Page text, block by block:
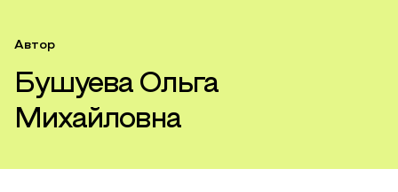
Автор
Бушуева Ольга
Михайловна